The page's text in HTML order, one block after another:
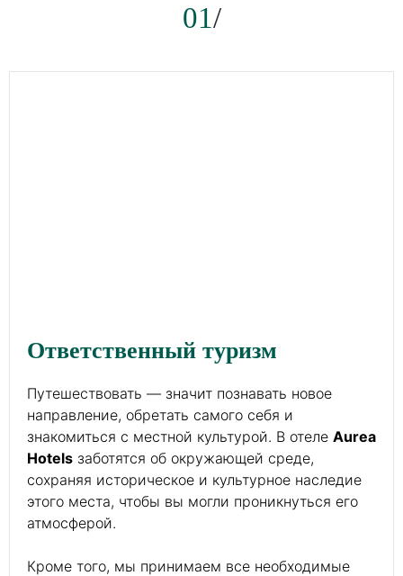
01
Ответственный туризм
Путешествовать — значит познавать новое
направление, обретать самого себя и
знакомиться с местной культурой. В отеле Aurea
Hotels заботятся об окружающей среде,
сохраняя историческое и культурное наследие
этого места, чтобы вы могли проникнуться его
атмосферой.
Кроме того, мы принимаем все необходимые